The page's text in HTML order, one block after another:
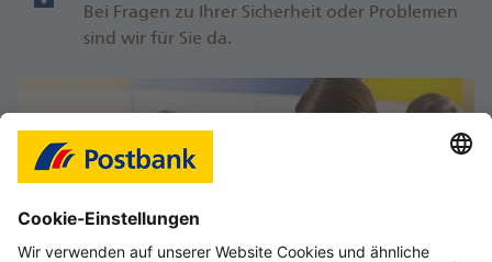
Bei Fragen zu Ihrer Sicherheit oder Problemen
sind wir für Sie da.